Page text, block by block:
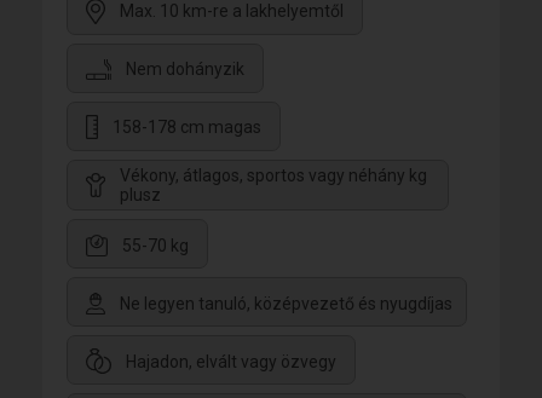
Max. 10 km-re a lakhelyemtől
Nem dohányzik
158-178 cm magas
Vékony, átlagos, sportos vagy néhány kg
plusz
55-70 kg
Ne legyen tanuló, középvezető és nyugdíjas
Hajadon, elvált vagy özvegy